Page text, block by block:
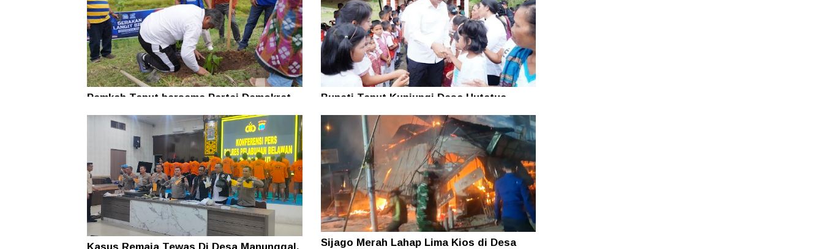
Pemkab Taput bersama Partai Demokrat
Alam
Bupati Taput Kunjungi Desa Hutatua
Kesejahteraan Masyarakat
Sijago Merah Lahap Lima Kios di Desa